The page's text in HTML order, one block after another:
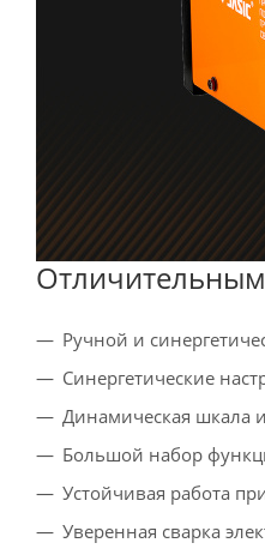
Ручной и
Синергетические
Динамическая шкала
Большой набор
Устойчивая работа
Уверенная сварка